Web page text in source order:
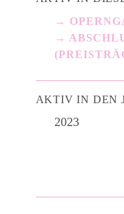
AKTIV IN DEN
2023